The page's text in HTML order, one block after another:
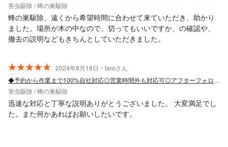
害虫駆除 / 蜂の巣駆除
蜂の巣駆除、遠くから希望時間に合わせて来ていただき、助かり
ました。場所が木の中なので、切ってもいいですか、の確認や、
撤去の説明などもきちんとしていただきました。
2024年8月18日・taroさん
◆予約から作業まで100%自社対応◎営業時間外も対応可◎アフターフォロー万全
害虫駆除 / 蜂の巣駆除
迅速な対応と丁寧な説明ありがとうございました。 大変満足でし
た。また何かあればお願いしたいです。